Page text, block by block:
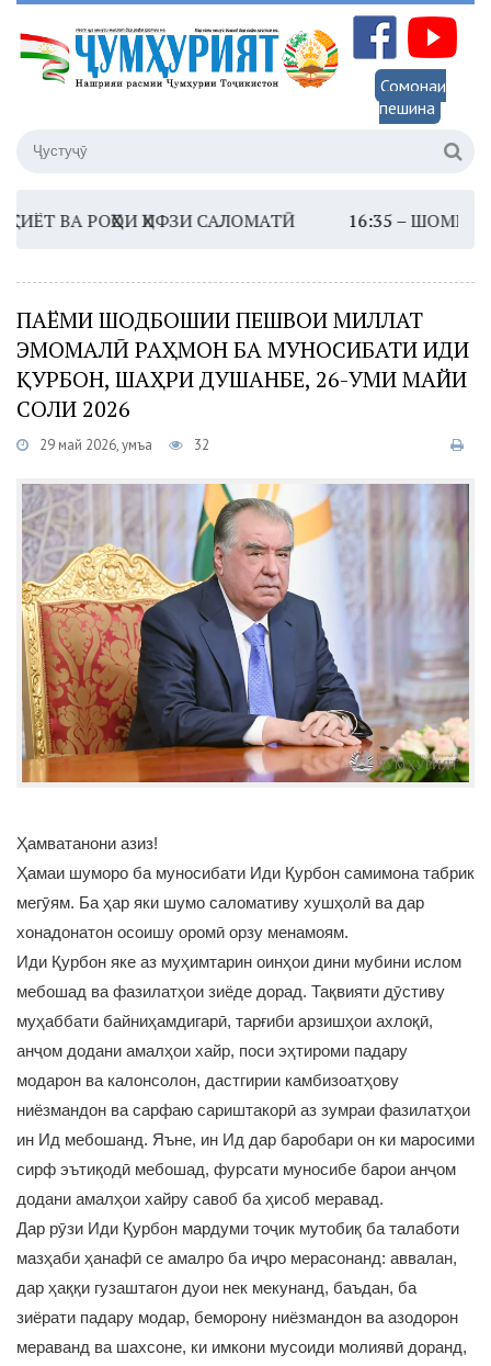
Сомонаи
пешина
РОҲҲОИ ҲИФЗИ САЛОМАТӢ16:35 –ШОМИ ШАНБЕ
ПАЁМИ ШОДБОШИИ ПЕШВОИ МИЛЛАТ
ЭМОМАЛӢ РАҲМОН БА МУНОСИБАТИ ИДИ
ҚУРБОН, ШАҲРИ ДУШАНБЕ, 26-УМИ МАЙИ
СОЛИ 2026
29 май 2026, Ҷумъа 32
Ҳамватанони азиз!
Ҳамаи шуморо ба муносибати Иди Қурбон самимона табрик
мегӯям. Ба ҳар яки шумо саломативу хушҳолӣ ва дар
хонадонатон осоишу оромӣ орзу менамоям.
Иди Қурбон яке аз муҳимтарин оинҳои дини мубини ислом
мебошад ва фазилатҳои зиёде дорад. Тақвияти дӯстиву
муҳаббати байниҳамдигарӣ, тарғиби арзишҳои ахлоқӣ,
анҷом додани амалҳои хайр, поси эҳтироми падару
модарон ва калонсолон, дастгирии камбизоатҳову
ниёзмандон ва сарфаю сариштакорӣ аз зумраи фазилатҳои
ин Ид мебошанд. Яъне, ин Ид дар баробари он ки маросими
сирф эътиқодӣ мебошад, фурсати муносибе барои анҷом
додани амалҳои хайру савоб ба ҳисоб меравад.
Дар рӯзи Иди Қурбон мардуми тоҷик мутобиқ ба талаботи
мазҳаби ҳанафӣ се амалро ба иҷро мерасонанд: аввалан,
дар ҳаққи гузаштагон дуои нек мекунанд, баъдан, ба
зиёрати падару модар, беморону ниёзмандон ва азодорон
мераванд ва шахсоне, ки имкони мусоиди молиявӣ доранд,